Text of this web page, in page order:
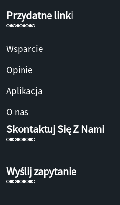
Przydatne linki
Wsparcie
Opinie
Aplikacja
O nas
Skontaktuj Się Z Nami
Wyślij zapytanie